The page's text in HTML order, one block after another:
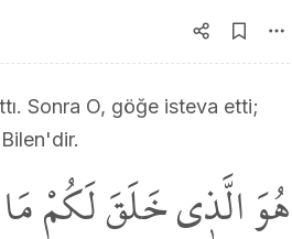
Sonra O, göğe isteva etti;
هُوَ الَّذ۪ي خَلَقَ لَكُمْ